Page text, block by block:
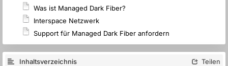
Was ist Managed Dark Fiber?
Interspace Netzwerk
Support für Managed Dark Fiber anfordern
Inhaltsverzeichnis Teilen